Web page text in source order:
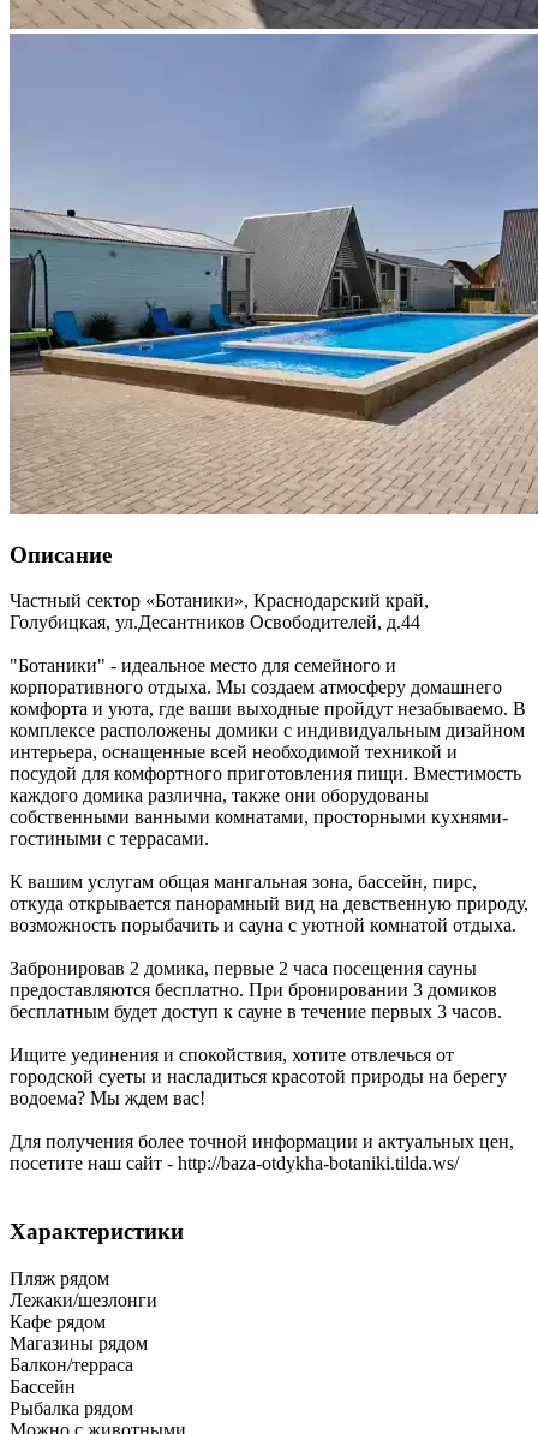
Описание
Частный сектор «Ботаники», Краснодарский край,
Голубицкая, ул.Десантников Освободителей, д.44
"Ботаники" - идеальное место для семейного и
корпоративного отдыха. Мы создаем атмосферу домашнего
комфорта и уюта, где ваши выходные пройдут незабываемо. В
комплексе расположены домики с индивидуальным дизайном
интерьера, оснащенные всей необходимой техникой и
посудой для комфортного приготовления пищи. Вместимость
каждого домика различна, также они оборудованы
собственными ванными комнатами, просторными кухнями-
гостиными с террасами.
К вашим услугам общая мангальная зона, бассейн, пирс,
откуда открывается панорамный вид на девственную природу,
возможность порыбачить и сауна с уютной комнатой отдыха.
Забронировав 2 домика, первые 2 часа посещения сауны
предоставляются бесплатно. При бронировании 3 домиков
бесплатным будет доступ к сауне в течение первых 3 часов.
Ищите уединения и спокойствия, хотите отвлечься от
городской суеты и насладиться красотой природы на берегу
водоема? Мы ждем вас!
Для получения более точной информации и актуальных цен,
посетите наш сайт - http://baza-otdykha-botaniki.tilda.ws/
Характеристики
Пляж рядом
Лежаки/шезлонги
Кафе рядом
Магазины рядом
Балкон/терраса
Бассейн
Рыбалка рядом
Можно с животными